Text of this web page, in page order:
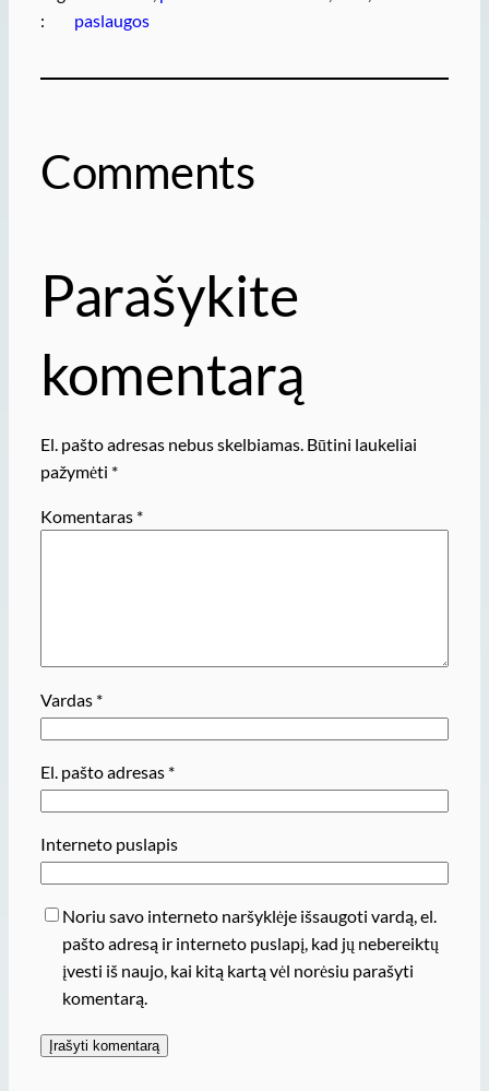
:
paslaugos
Comments
Parašykite
komentarą
El. pašto adresas nebus skelbiamas. Būtini laukeliai
pažymėti *
Komentaras *
Vardas *
El. pašto adresas *
Interneto puslapis
Noriu savo interneto naršyklėje išsaugoti vardą, el.
pašto adresą ir interneto puslapį, kad jų nebereiktų
įvesti iš naujo, kai kitą kartą vėl norėsiu parašyti
komentarą.